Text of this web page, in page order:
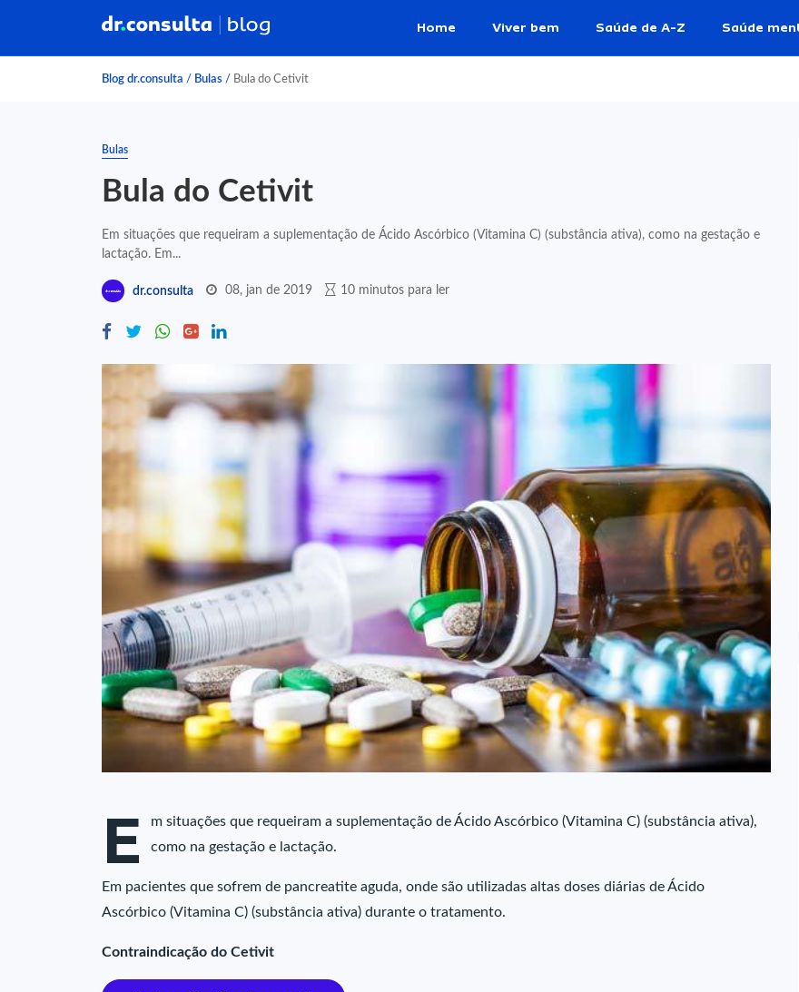
Home Viver bem Saúde de A-Z Saúde
Blog dr.consulta / Bulas / Bula do Cetivit
Bulas
Bula do Cetivit
Em situações que requeiram a suplementação de Ácido Ascórbico (Vitamina C) (substância ativa), como na gestação e
lactação. Em...
dr.consulta 08, jan de 2019 10 minutos para ler
E
m situações que requeiram a suplementação de Ácido Ascórbico (Vitamina C) (substância ativa),
como na gestação e lactação.
Em pacientes que sofrem de pancreatite aguda, onde são utilizadas altas doses diárias de Ácido
Ascórbico (Vitamina C) (substância ativa) durante o tratamento.
Contraindicação do Cetivit